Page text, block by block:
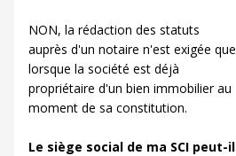
NON, la rédaction des statuts
auprès d'un notaire n'est exigée que
lorsque la société est déjà
propriétaire d'un bien immobilier au
moment de sa constitution.
Le siège social de ma SCI peut-il